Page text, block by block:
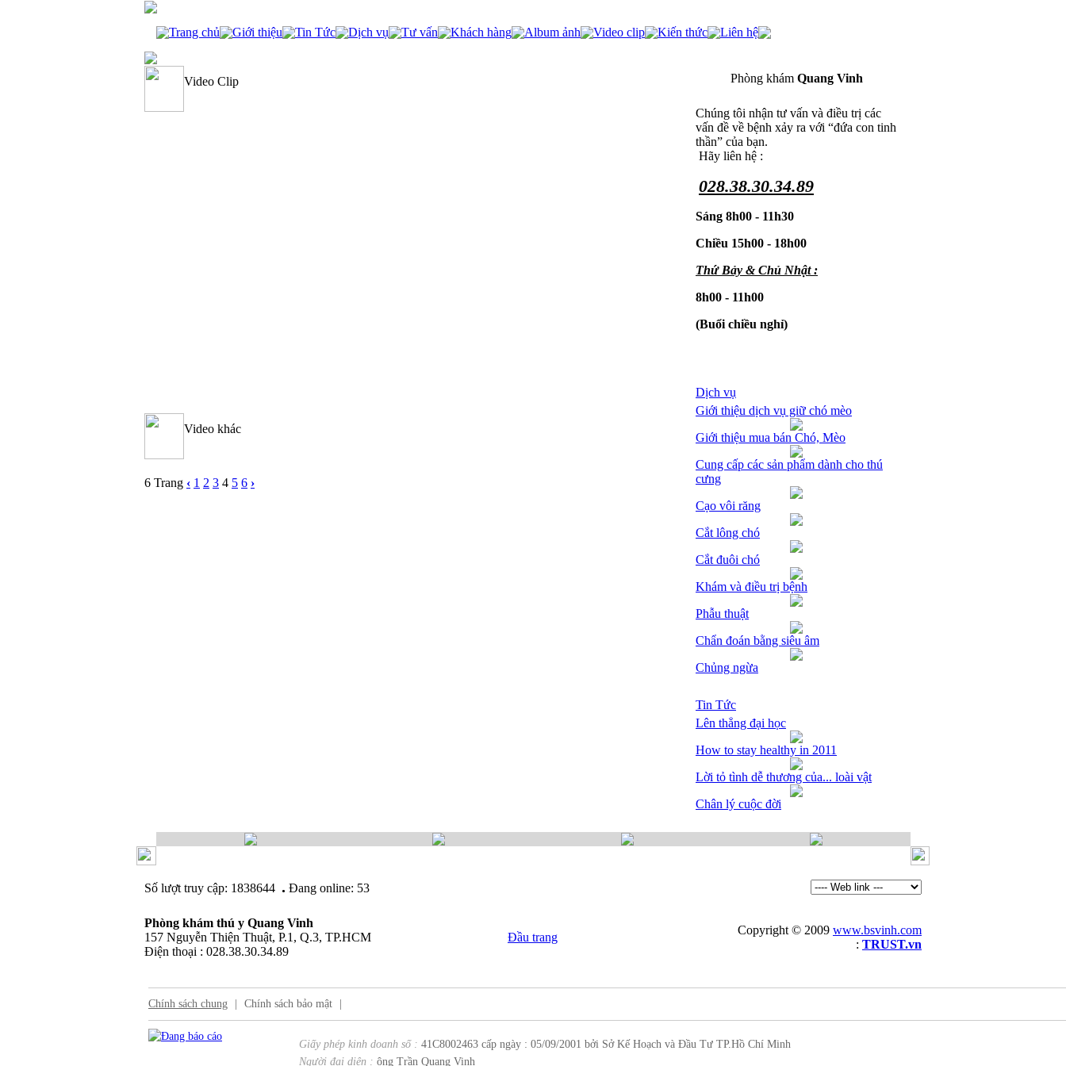
Trang chủ Giới thiệu Tin Tức Dịch vụ Tư vấn Khách hàng Album ảnh Video clip Kiến thức Liên hệ
Video Clip
Video khác
6 Trang ‹ 1 2 3 4 5 6 ›
Phòng khám Quang Vinh
Chúng tôi nhận tư vấn và điều trị các
vấn đề về bệnh xảy ra với “đứa con tinh
thần” của bạn.
Hãy liên hệ :
028.38.30.34.89
Sáng 8h00 - 11h30
Chiều 15h00 - 18h00
Thứ Bảy & Chủ Nhật :
8h00 - 11h00
(Buổi chiều nghỉ)
Dịch vụ
Giới thiệu dịch vụ giữ chó mèo
Giới thiệu mua bán Chó, Mèo
Cung cấp các sản phẩm dành cho thú
cưng
Cạo vôi răng
Cắt lông chó
Cắt đuôi chó
Khám và điều trị bệnh
Phẫu thuật
Chẩn đoán bằng siêu âm
Chủng ngừa
Tin Tức
Lên thẳng đại học
How to stay healthy in 2011
Lời tỏ tình dễ thương của... loài vật
Chân lý cuộc đời
Số lượt truy cập: 1838644 . Đang online: 53
Phòng khám thú y Quang Vinh
157 Nguyễn Thiện Thuật, P.1, Q.3, TP.HCM
Điện thoại : 028.38.30.34.89
Đầu trang
Copyright © 2009 www.bsvinh.com
: TRUST.vn
Chính sách chung Chính sách bảo mật
Giấy phép kinh doanh số : 41C8002463 cấp ngày : 05/09/2001 bởi Sở Kế Hoạch và Đầu Tư TP.Hồ Chí Minh
Người đại diện : ông Trần Quang Vinh